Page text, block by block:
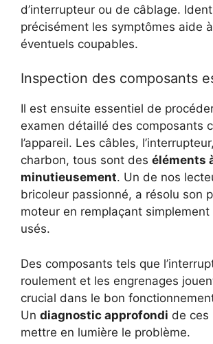
d’interrupteur ou de câblage.
précisément les symptômes aide
éventuels coupables.
Inspection des composants
Il est ensuite essentiel de
examen détaillé des composants
l’appareil. Les câbles,
charbon, tous sont des éléments
minutieusement. Un de nos
bricoleur passionné, a résolu son
moteur en remplaçant
usés.
Des composants tels que
roulement et les engrenages
crucial dans le bon
Un diagnostic approfondi de ces
mettre en lumière le problème.